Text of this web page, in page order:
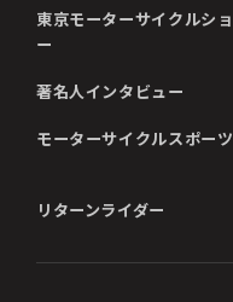
東京モーターサイクルショ
ー
著名人インタビュー
モーターサイクルスポーツ
リターンライダー